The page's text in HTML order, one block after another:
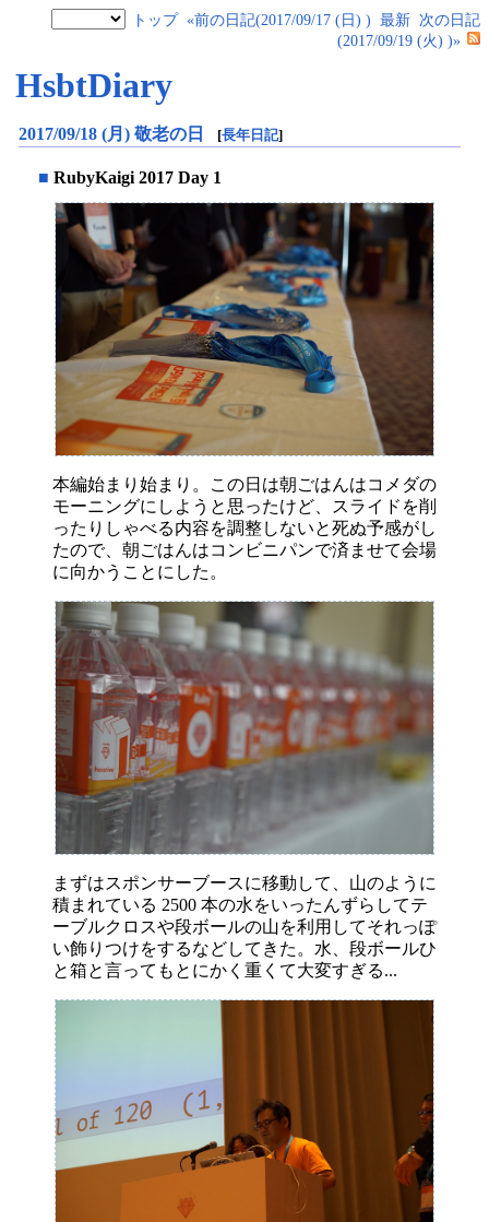
トップ «前の日記(2017/09/17 (日) ) 最新 次の日記
(2017/09/19 (火) )»
HsbtDiary
2017/09/18 (月) 敬老の日 [長年日記]
■ RubyKaigi 2017 Day 1
本編始まり始まり。この日は朝ごはんはコメダの
モーニングにしようと思ったけど、スライドを削
ったりしゃべる内容を調整しないと死ぬ予感がし
たので、朝ごはんはコンビニパンで済ませて会場
に向かうことにした。
まずはスポンサーブースに移動して、山のように
積まれている 2500 本の水をいったんずらしてテ
ーブルクロスや段ボールの山を利用してそれっぽ
い飾りつけをするなどしてきた。水、段ボールひ
と箱と言ってもとにかく重くて大変すぎる...